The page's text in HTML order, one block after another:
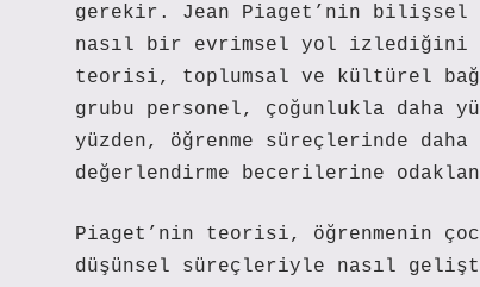
gerekir. Jean Piaget’nin bilişsel
nasıl bir evrimsel yol izlediğini
teorisi, toplumsal ve kültürel
grubu personel, çoğunlukla
yüzden, öğrenme süreçlerinde
değerlendirme becerilerine
Piaget’nin teorisi, öğrenmenin
düşünsel süreçleriyle nasıl